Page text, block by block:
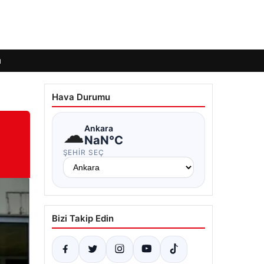
Hava Durumu
☁Ankara
NaN°C
ŞEHIR SEÇ
Bizi Takip Edin